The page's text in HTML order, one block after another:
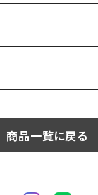
商品一覧に戻る